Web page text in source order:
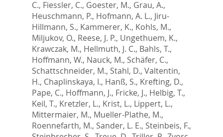
C., Fiessler, C., Goester, M., Grau, A.,
Heuschmann, P., Hofmann, A. L., Jiru-
Hillmann, S., Kammerer, K., Kohls, M.,
Miljukov, O., Reese, J. P., Ungethuem, K.,
Krawczak, M., Hellmuth, J. C., Bahls, T.,
Hoffmann, W., Nauck, M., Schäfer, C.,
Schattschneider, M., Stahl, D., Valtentin,
H., Chaplinskaya, I., Hanß, S., Krefting, D.,
Pape, C., Hoffmann, J., Fricke, J., Helbig, T.,
Keil, T., Kretzler, L., Krist, L., Lippert, L.,
Mittermaier, M., Mueller-Plathe, M.,
Roennefarth, M., Sander, L. E., Steinbeis, F.,